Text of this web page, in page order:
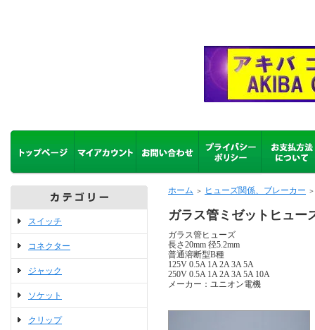
スイッチ
コネクター
ジャック
ソケット
クリップ
ホーム ＞ ヒューズ関係、ブレーカー ＞
ガラス管ミゼットヒュ
ガラス管ヒューズ
長さ20mm 径5.2mm
普通溶断型B種
125V 0.5A 1A 2A 3A 5A
250V 0.5A 1A 2A 3A 5A 10A
メーカー：ユニオン電機